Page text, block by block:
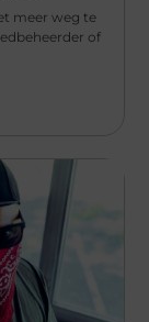
meer weg te
of